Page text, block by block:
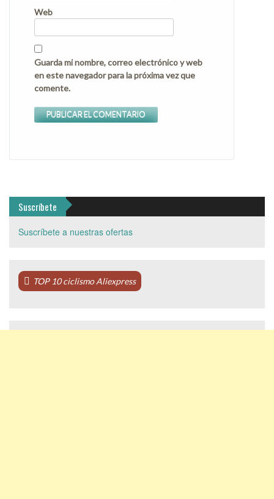
Web
Guarda mi nombre, correo electrónico y web
en este navegador para la próxima vez que
comente.
Suscríbete
Suscríbete a nuestras ofertas
TOP 10 ciclismo Aliexpress